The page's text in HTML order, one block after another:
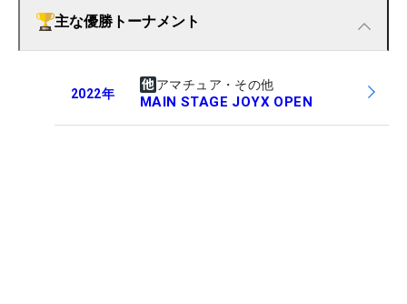
主な優勝トーナメント
2022年
アマチュア・その他
MAIN STAGE JOYX OPEN